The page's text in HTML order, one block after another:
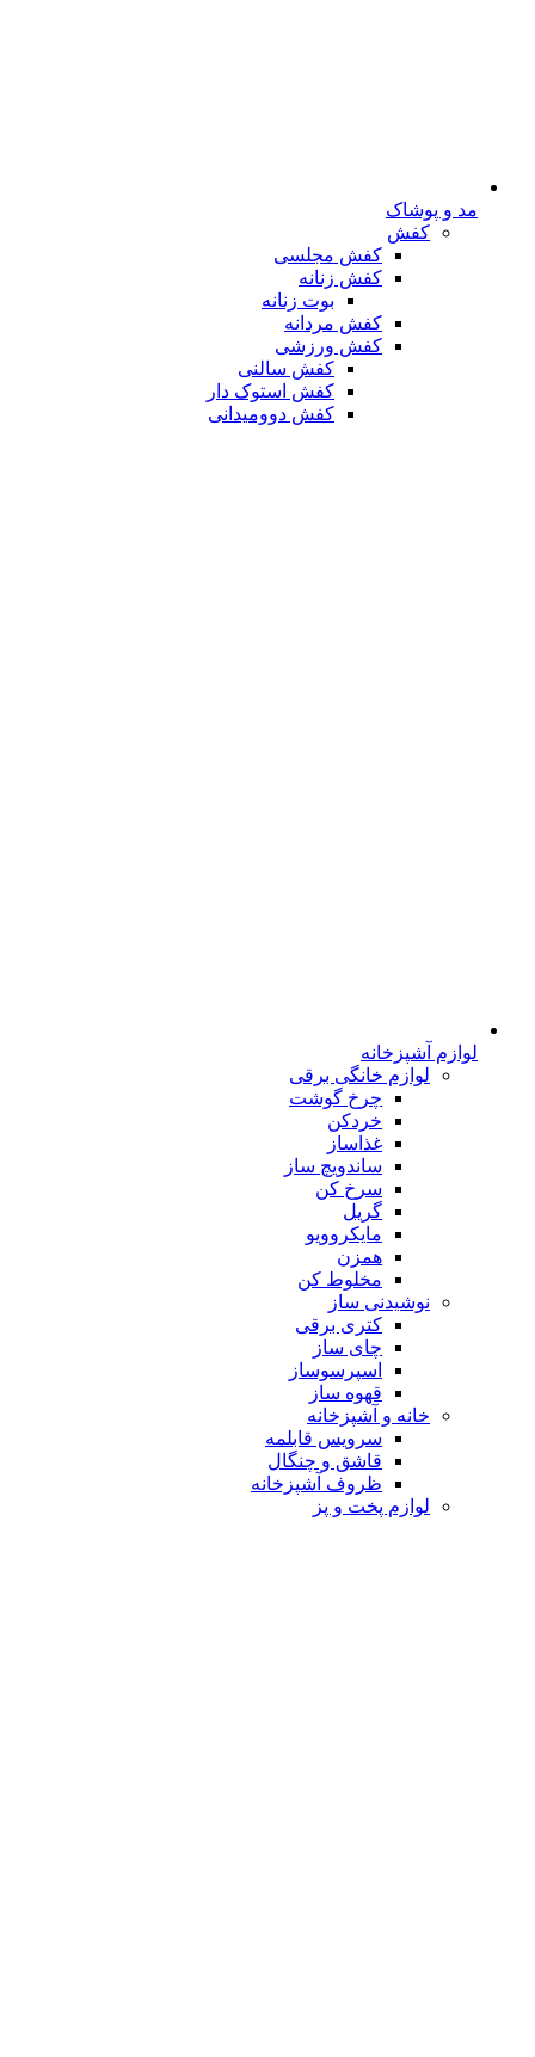
مد و پوشاک
کفش
کفش مجلسی
کفش زنانه
بوت زنانه
کفش مردانه
کفش ورزشی
کفش سالنی
کفش استوک دار
کفش دوومیدانی
لوازم آشپزخانه
لوازم خانگی برقی
چرخ گوشت
خردکن
غذاساز
ساندویچ ساز
سرخ کن
گریل
مایکروویو
همزن
مخلوط کن
نوشیدنی ساز
کتری برقی
چای ساز
اسپرسوساز
قهوه ساز
خانه و آشپزخانه
سرویس قابلمه
قاشق و چنگال
ظروف آشپزخانه
لوازم پخت و پز